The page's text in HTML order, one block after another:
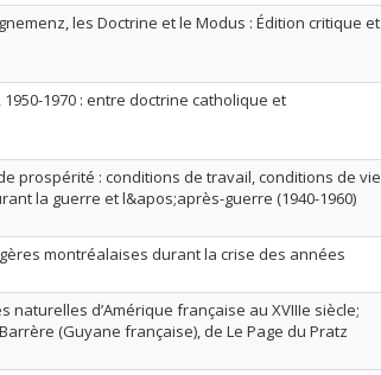
les Doctrine et le Modus : Édition critique et
1970 : entre doctrine catholique et
prospérité : conditions de travail, conditions de vie
la guerre et l&apos;après-guerre (1940-1960)
montréalaises durant la crise des années
d’Amérique française au XVIIIe siècle;
(Guyane française), de Le Page du Pratz